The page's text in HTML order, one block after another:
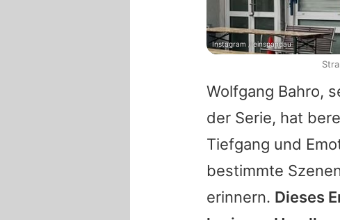
Wolfgang Bahro,
der Serie, hat
Tiefgang und
bestimmte
erinnern. Dieses
Instagram / einspandau